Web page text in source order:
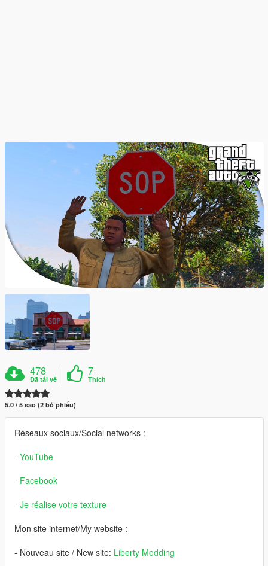
478
Đã tải về
7
Thích
5.0 / 5 sao (2 bỏ phiếu)
Réseaux sociaux/Social networks :
- YouTube
- Facebook
- Je réalise votre texture
Mon site internet/My website :
- Nouveau site / New site: Liberty Modding